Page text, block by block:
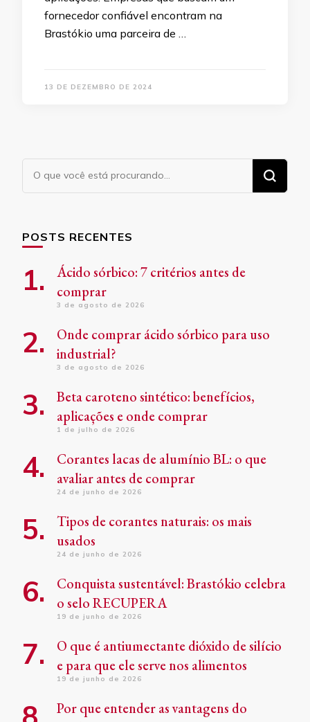
fornecedor confiável encontram na
Brastókio uma parceira de …
13 DE DEZEMBRO DE 2024
Procurando
algo?
POSTS RECENTES
Ácido sórbico: 7 critérios antes de
comprar
3 de agosto de 2026
Onde comprar ácido sórbico para uso
industrial?
3 de agosto de 2026
Beta caroteno sintético: benefícios,
aplicações e onde comprar
1 de julho de 2026
Corantes lacas de alumínio BL: o que
avaliar antes de comprar
24 de junho de 2026
Tipos de corantes naturais: os mais
usados
24 de junho de 2026
Conquista sustentável: Brastókio celebra
o selo RECUPERA
19 de junho de 2026
O que é antiumectante dióxido de silício
e para que ele serve nos alimentos
19 de junho de 2026
Por que entender as vantagens do